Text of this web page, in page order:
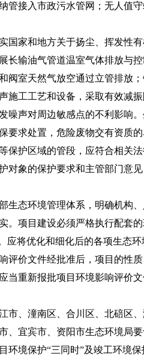
管接入市政污水管网；无人值
家和地方关于扬尘、挥发性有
长输油气管道温室气体排放与
阀室天然气放空通过立管排放
施工工艺和设备，采取有效减
噪声对周边敏感点的不利影响
要求处置，危险废物交有资质
保护区域的管段，应符合相关
对象的保护要求和主管部门意
态环境管理体系，明确机构、
。项目建设必须严格执行配套
应将优化和细化后的各项生态
评价文件经批准后，项目的性
当重新报批项目环境影响评价
、潼南区、合川区、北碚区、
、宜宾市、资阳市生态环境局
境保护“三同时”及竣工环境